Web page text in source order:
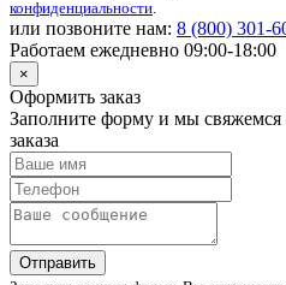
конфиденциальности.
или позвоните нам: 8 (800) 301-
Работаем ежедневно 09:00-18:00
×
Оформить заказ
Заполните форму и мы
заказа
Отправить